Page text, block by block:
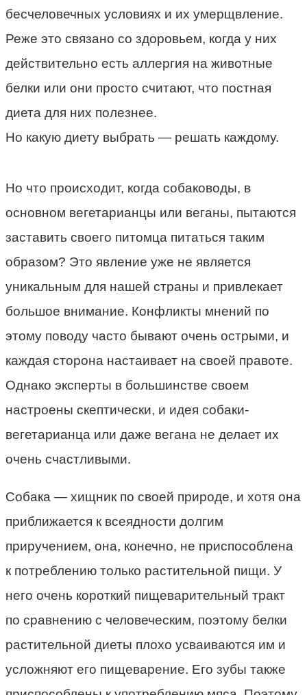
бесчеловечных условиях и их умерщвление.
Реже это связано со здоровьем, когда у них
действительно есть аллергия на животные
белки или они просто считают, что постная
диета для них полезнее.
Но какую диету выбрать — решать каждому.
Но что происходит, когда собаководы, в
основном вегетарианцы или веганы, пытаются
заставить своего питомца питаться таким
образом? Это явление уже не является
уникальным для нашей страны и привлекает
большое внимание. Конфликты мнений по
этому поводу часто бывают очень острыми, и
каждая сторона настаивает на своей правоте.
Однако эксперты в большинстве своем
настроены скептически, и идея собаки-
вегетарианца или даже вегана не делает их
очень счастливыми.
Собака — хищник по своей природе, и хотя она
приближается к всеядности долгим
приручением, она, конечно, не приспособлена
к потреблению только растительной пищи. У
него очень короткий пищеварительный тракт
по сравнению с человеческим, поэтому белки
растительной диеты плохо усваиваются им и
усложняют его пищеварение. Его зубы также